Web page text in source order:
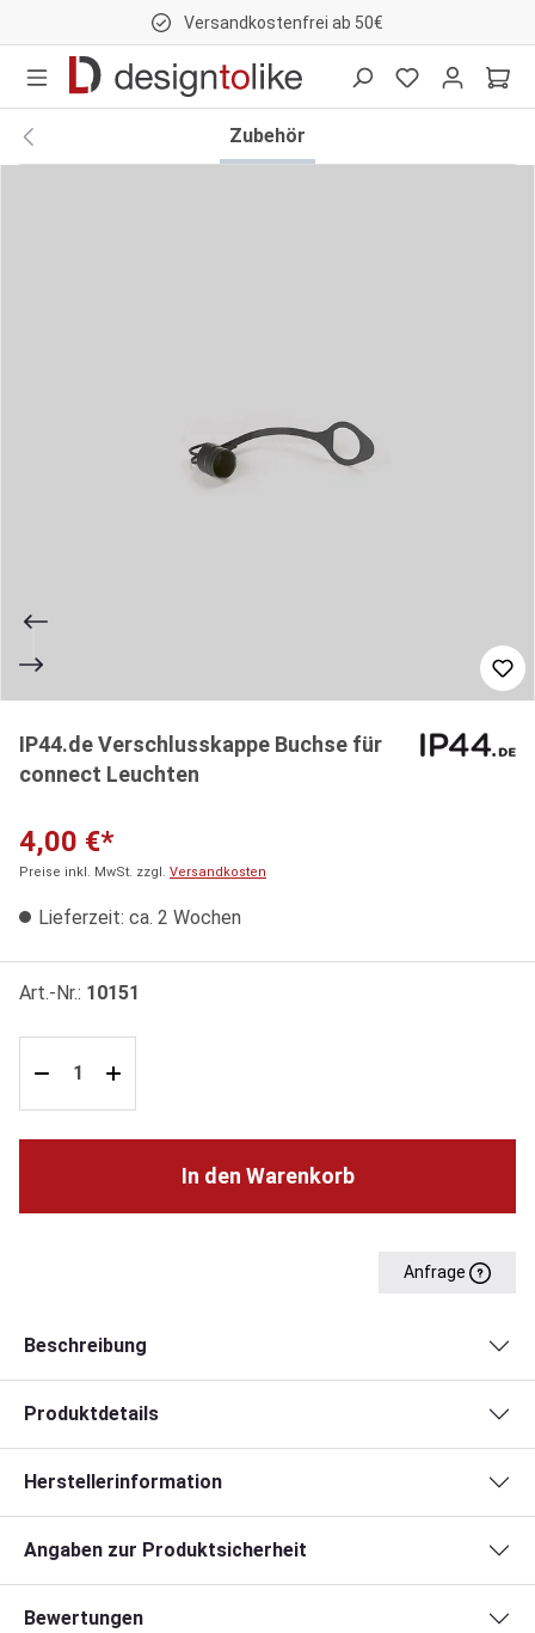
Versandkostenfrei ab 50€
Zubehör
IP44.de Verschlusskappe Buchse für
connect Leuchten
4,00 €*
Preise inkl. MwSt. zzgl. Versandkosten
Lieferzeit: ca. 2 Wochen
Art.-Nr.: 10151
In den Warenkorb
Anfrage
Beschreibung
Produktdetails
Herstellerinformation
Angaben zur Produktsicherheit
Bewertungen